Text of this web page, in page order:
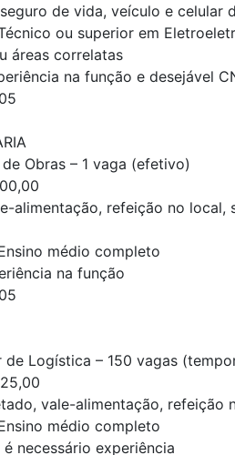
de vida, veículo e celular
ou superior em
áreas correlatas
na função e desejável
Obras – 1 vaga (efetivo)
alimentação, refeição no
médio completo
na função
de Logística – 150 vagas
vale-alimentação, refeição
médio completo
necessário experiência